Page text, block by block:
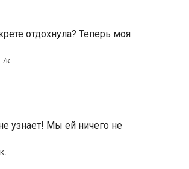
отдохнула? Теперь моя
узнает! Мы ей ничего не